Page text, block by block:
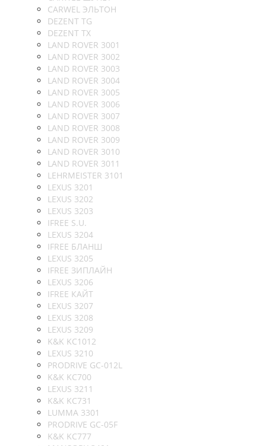
CARWEL ЭЛЬТОН
DEZENT TG
DEZENT TX
LAND ROVER 3001
LAND ROVER 3002
LAND ROVER 3003
LAND ROVER 3004
LAND ROVER 3005
LAND ROVER 3006
LAND ROVER 3007
LAND ROVER 3008
LAND ROVER 3009
LAND ROVER 3010
LAND ROVER 3011
LEHRMEISTER 3101
LEXUS 3201
LEXUS 3202
LEXUS 3203
IFREE S.U.
LEXUS 3204
IFREE БЛАНШ
LEXUS 3205
IFREE ЗИПЛАЙН
LEXUS 3206
IFREE КАЙТ
LEXUS 3207
LEXUS 3208
LEXUS 3209
K&K KC1012
LEXUS 3210
PRODRIVE GC-012L
K&K KC700
LEXUS 3211
K&K KC731
LUMMA 3301
PRODRIVE GC-05F
K&K KC777